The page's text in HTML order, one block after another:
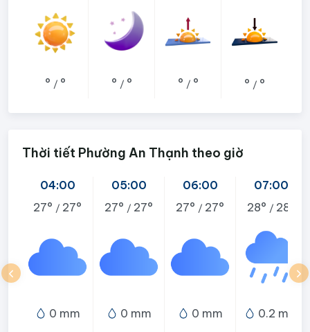
° / ° ° / ° ° / ° ° / °
Thời tiết Phường An Thạnh theo giờ
04:00
27° / 27°
0 mm
05:00
27° / 27°
0 mm
06:00
27° / 27°
0 mm
07:00
28° / 28°
0.2 mm